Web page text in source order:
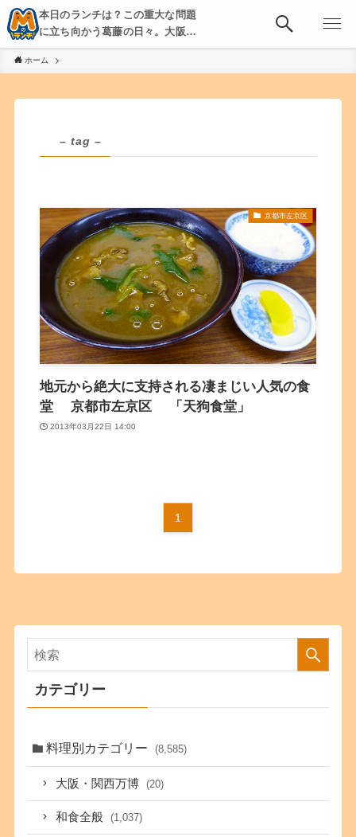
本日のランチは？この重大な問題
に立ち向かう葛藤の日々。大阪・
京都・神戸を中心とした食べ歩
き、飲み歩きを綴る。
ホーム
– tag –
京都市左京区
地元から絶大に支持される凄まじい人気の食
堂 京都市左京区 「天狗食堂」
2013年03月22日 14:00
1
カテゴリー
料理別カテゴリー (8,585)
大阪・関西万博 (20)
和食全般 (1,037)